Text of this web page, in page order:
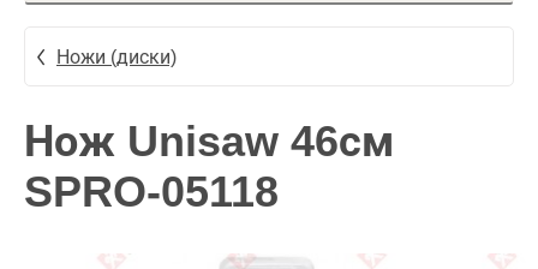
Ножи (диски)
Нож Unisaw 46см
SPRO-05118